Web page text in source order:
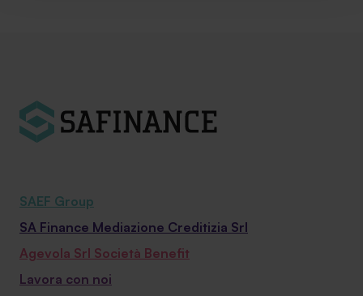
SAEF Group
SA Finance Mediazione Creditizia Srl
Agevola Srl Società Benefit
Lavora con noi